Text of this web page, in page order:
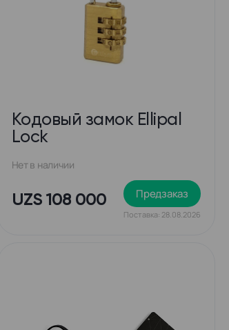
Кодовый замок Ellipal
Lock
Нет в наличии
UZS 108 000 Предзаказ
Поставка: 28.08.2026